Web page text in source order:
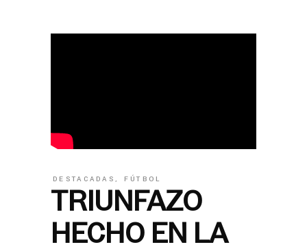
DESTACADAS, FÚTBOL
TRIUNFAZO
HECHO EN LA